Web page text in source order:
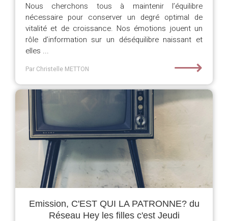
Nous cherchons tous à maintenir l’équilibre
nécessaire pour conserver un degré optimal de
vitalité et de croissance. Nos émotions jouent un
rôle d’information sur un déséquilibre naissant et
elles ...
Par Christelle METTON ⟶
Emission, C'EST QUI LA PATRONNE? du
Réseau Hey les filles c'est Jeudi